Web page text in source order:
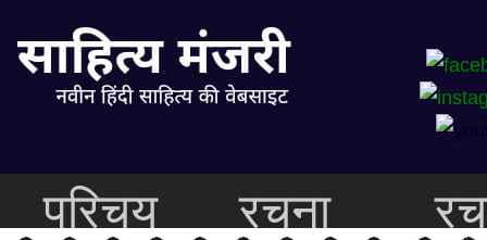
परिचय रचना